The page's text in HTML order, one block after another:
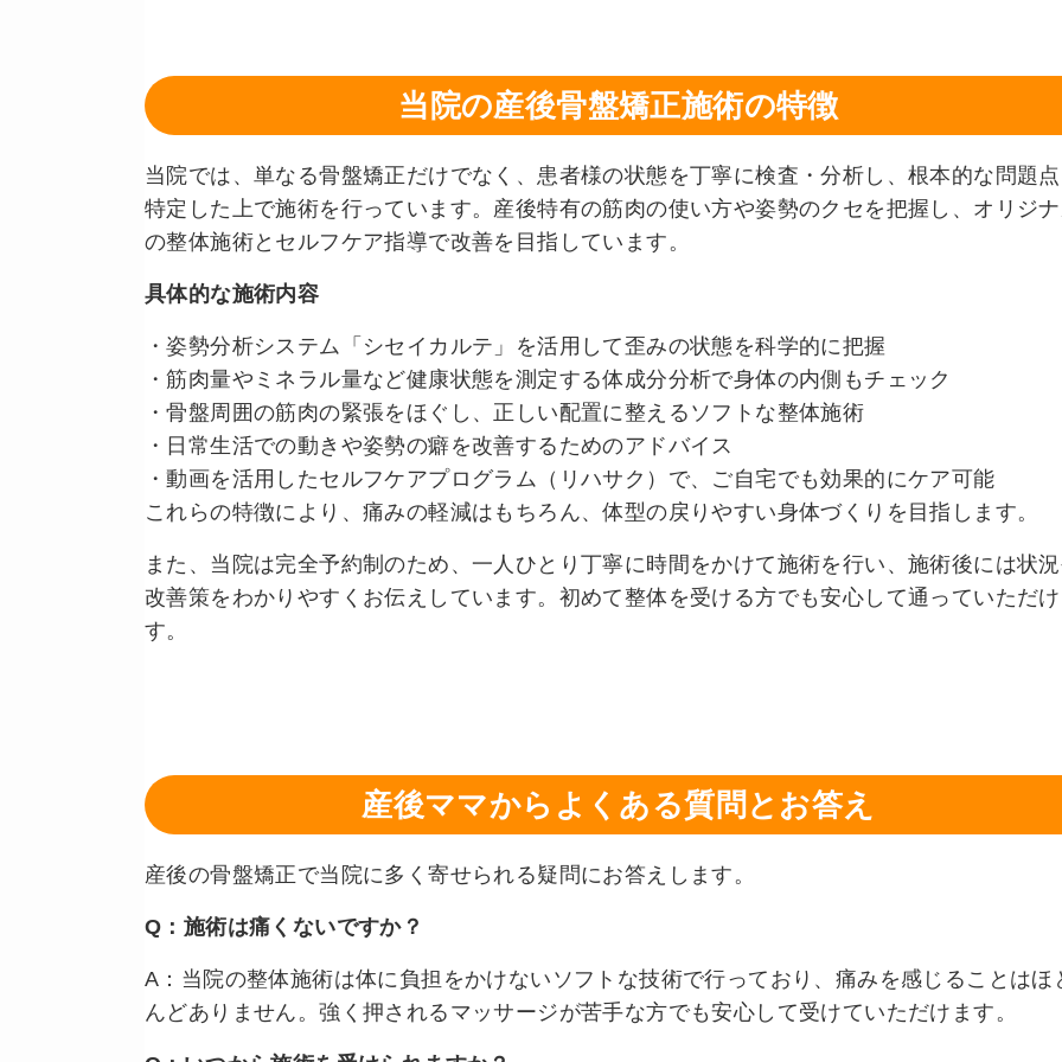
当院の産後骨盤矯正施術の特徴
当院では、単なる骨盤矯正だけでなく、患者様の状態を丁寧に検査・分析し、根本的な問題
特定した上で施術を行っています。産後特有の筋肉の使い方や姿勢のクセを把握し、オリジ
の整体施術とセルフケア指導で改善を目指しています。
具体的な施術内容
・姿勢分析システム「シセイカルテ」を活用して歪みの状態を科学的に把握
・筋肉量やミネラル量など健康状態を測定する体成分分析で身体の内側もチェック
・骨盤周囲の筋肉の緊張をほぐし、正しい配置に整えるソフトな整体施術
・日常生活での動きや姿勢の癖を改善するためのアドバイス
・動画を活用したセルフケアプログラム（リハサク）で、ご自宅でも効果的にケア可能
これらの特徴により、痛みの軽減はもちろん、体型の戻りやすい身体づくりを目指します。
また、当院は完全予約制のため、一人ひとり丁寧に時間をかけて施術を行い、施術後には状
改善策をわかりやすくお伝えしています。初めて整体を受ける方でも安心して通っていただ
す。
産後ママからよくある質問とお答え
産後の骨盤矯正で当院に多く寄せられる疑問にお答えします。
Q：施術は痛くないですか？
A：当院の整体施術は体に負担をかけないソフトな技術で行っており、痛みを感じることはほ
んどありません。強く押されるマッサージが苦手な方でも安心して受けていただけます。